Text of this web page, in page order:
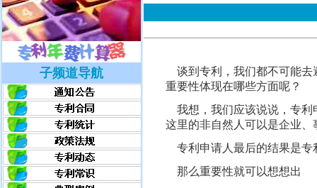
子频道导航
谈到专利，我们都不可能去
重要性体现在哪些方面呢？
我想，我们应该说说，专利
这里的非自然人可以是企业
专利申请人最后的结果是专
那么重要性就可以想想出